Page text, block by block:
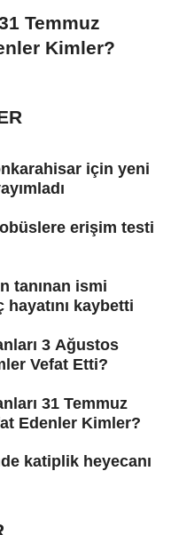
Temmuz
Kimler?
için yeni
erişim testi
tanınan ismi
kaybetti
3 Ağustos
Vefat Etti?
31 Temmuz
Edenler Kimler?
katiplik heyecanı